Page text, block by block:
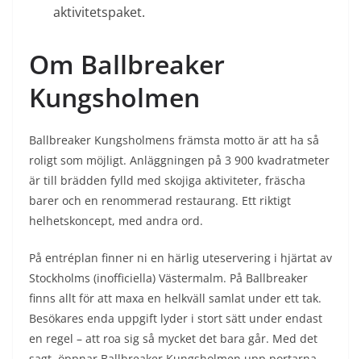
aktivitetspaket.
Om Ballbreaker
Kungsholmen
Ballbreaker Kungsholmens främsta motto är att ha så
roligt som möjligt. Anläggningen på 3 900 kvadratmeter
är till brädden fylld med skojiga aktiviteter, fräscha
barer och en renommerad restaurang. Ett riktigt
helhetskoncept, med andra ord.
På entréplan finner ni en härlig uteservering i hjärtat av
Stockholms (inofficiella) Västermalm. På Ballbreaker
finns allt för att maxa en helkväll samlat under ett tak.
Besökares enda uppgift lyder i stort sätt under endast
en regel – att roa sig så mycket det bara går. Med det